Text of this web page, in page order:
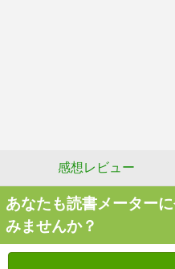
感想レビュー
あなたも読書メーター
みませんか？